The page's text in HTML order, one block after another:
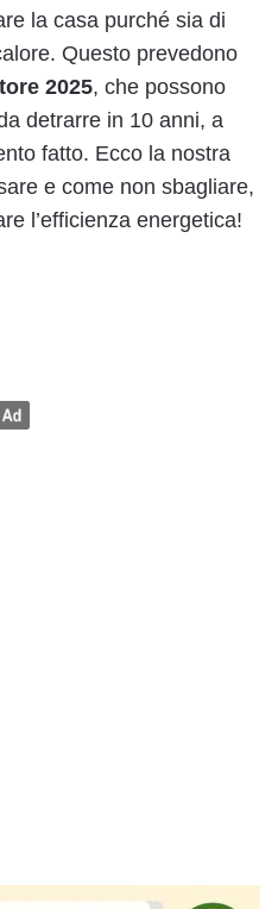
la casa purché sia di
Questo prevedono
2025, che possono
detrarre in 10 anni, a
fatto. Ecco la nostra
e come non sbagliare,
l’efficienza energetica!